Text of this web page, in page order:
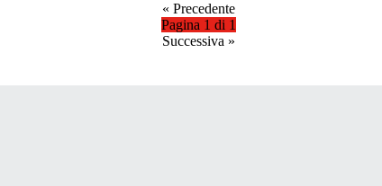
« Precedente
Pagina 1 di 1
Successiva »